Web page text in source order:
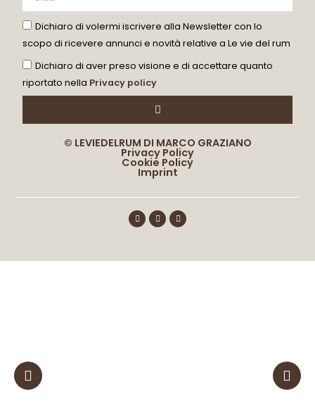
Dichiaro di volermi iscrivere alla Newsletter con lo
scopo di ricevere annunci e novità relative a Le vie del rum
Dichiaro di aver preso visione e di accettare quanto
riportato nella Privacy policy
© LEVIEDELRUM DI MARCO GRAZIANO
Privacy Policy
Cookie Policy
Imprint